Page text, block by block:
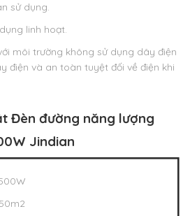
sử dụng.
linh hoạt.
môi trường không sử dụng dây điện
điện và an toàn tuyệt đối về điện khi
Đèn đường năng lượng
0W Jindian